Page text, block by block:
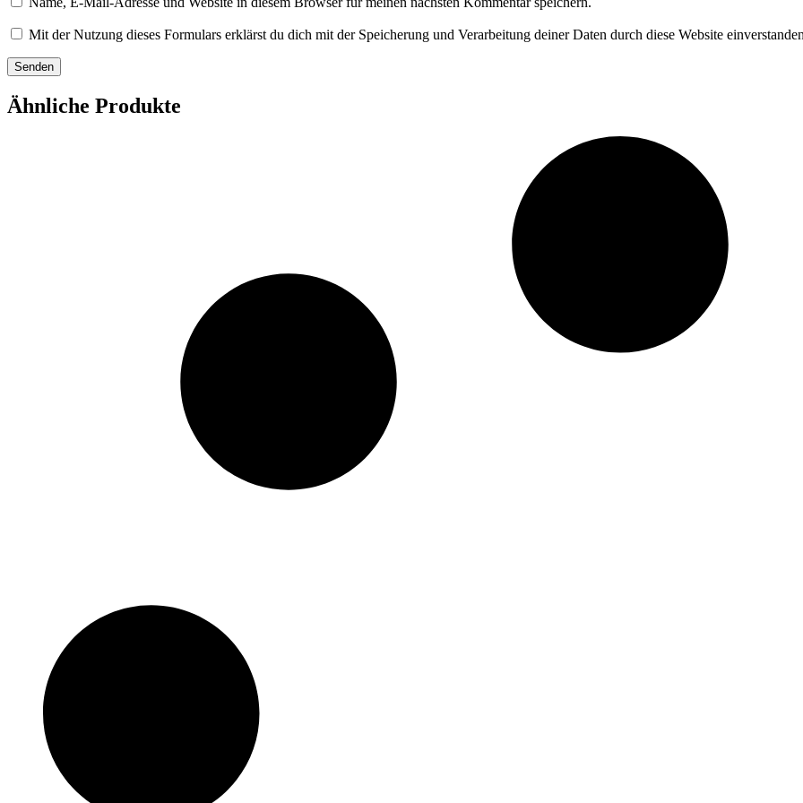
Mit der Nutzung dieses Formulars erklärst du dich mit der Speicherung und Verarbeitung deiner Daten durch diese Website
Ähnliche Produkte